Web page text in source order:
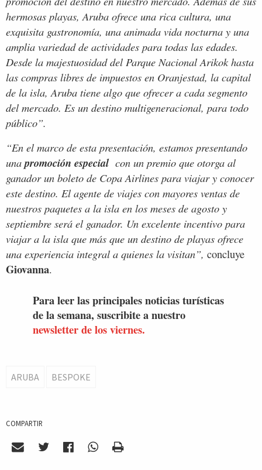
hermosas playas, Aruba ofrece una rica cultura, una
exquisita gastronomía, una animada vida nocturna y una
amplia variedad de actividades para todas las edades.
Desde la majestuosidad del Parque Nacional Arikok hasta
las compras libres de impuestos en Oranjestad, la capital
de la isla, Aruba tiene algo que ofrecer a cada segmento
del mercado. Es un destino multigeneracional, para todo
público”.
“En el marco de esta presentación, estamos presentando
unapromoción especialcon un premio que otorga al
ganador un boleto de Copa Airlines para viajar y conocer
este destino. El agente de viajes con mayores ventas de
nuestros paquetes a la isla en los meses de agosto y
septiembre será el ganador. Un excelente incentivo para
viajar a la isla que más que un destino de playas ofrece
una experiencia integral a quienes la visitan”, concluye
Giovanna.
Para leer las principales noticias turísticas
de la semana, suscribite a nuestro
newsletter de los viernes.
ARUBA BESPOKE
COMPARTIR